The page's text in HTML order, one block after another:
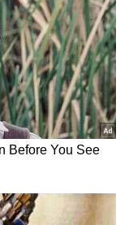
ಈವರೆಗೆ ಶೇ.21ರಷ್ಟು
ಕೊರತೆ:
To ಬೇನಾಳ RS -
ಸೇವೆ, ಈಡೇರಿತು
ಬೇಡಿಕೆ